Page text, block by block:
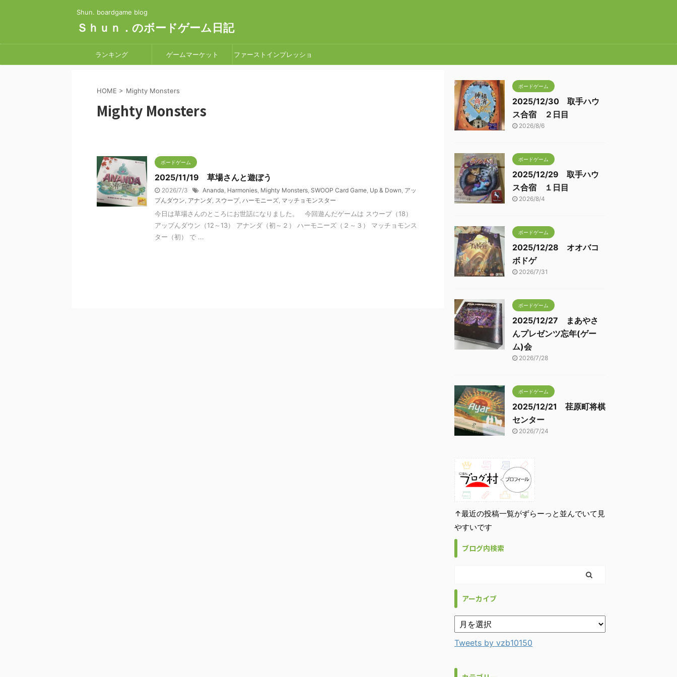
Shun. boardgame blog
Ｓｈｕｎ．のボードゲーム日記
ランキング ゲームマーケット ファーストインプレッショ
HOME > Mighty Monsters
Mighty Monsters
ボードゲーム
2025/11/19 草場さんと遊ぼう
2026/7/3 Ananda, Harmonies, Mighty Monsters, SWOOP Card Game, Up & Down, アッ
プんダウン, アナンダ, スウープ, ハーモニーズ, マッチョモンスター
今日は草場さんのところにお世話になりました。 今回遊んだゲームは スウープ（18）
アップんダウン（12～13） アナンダ（初～２） ハーモニーズ（２～３） マッチョモンス
ター（初） で ...
ボードゲーム
2025/12/30 取手ハウ
ス合宿 ２日目
2026/8/6
ボードゲーム
2025/12/29 取手ハウ
ス合宿 １日目
2026/8/4
ボードゲーム
2025/12/28 オオバコ
ボドゲ
2026/7/31
ボードゲーム
2025/12/27 まあやさ
んプレゼンツ忘年(ゲー
ム)会
2026/7/28
ボードゲーム
2025/12/21 荏原町将棋
センター
2026/7/24
↑最近の投稿一覧がずらーっと並んでいて見
やすいです
ブログ内検索
アーカイブ
Tweets by vzb10150